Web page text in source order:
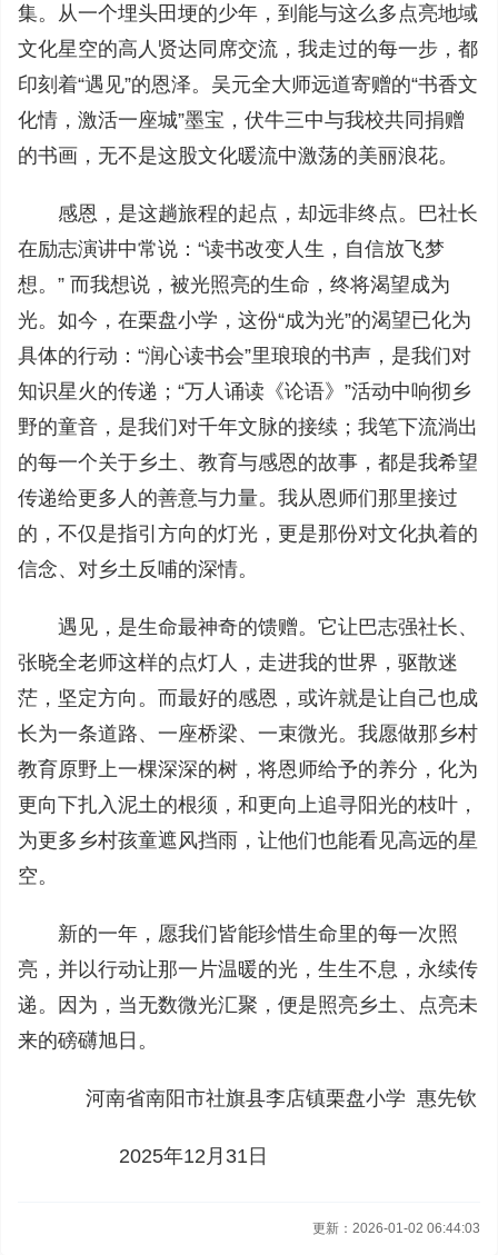
集。从一个埋头田埂的少年，到能与这么多点亮地域
文化星空的高人贤达同席交流，我走过的每一步，都
印刻着“遇见”的恩泽。吴元全大师远道寄赠的“书香文
化情，激活一座城”墨宝，伏牛三中与我校共同捐赠
的书画，无不是这股文化暖流中激荡的美丽浪花。
感恩，是这趟旅程的起点，却远非终点。巴社长
在励志演讲中常说：“读书改变人生，自信放飞梦
想。” 而我想说，被光照亮的生命，终将渴望成为
光。如今，在栗盘小学，这份“成为光”的渴望已化为
具体的行动：“润心读书会”里琅琅的书声，是我们对
知识星火的传递；“万人诵读《论语》”活动中响彻乡
野的童音，是我们对千年文脉的接续；我笔下流淌出
的每一个关于乡土、教育与感恩的故事，都是我希望
传递给更多人的善意与力量。我从恩师们那里接过
的，不仅是指引方向的灯光，更是那份对文化执着的
信念、对乡土反哺的深情。
遇见，是生命最神奇的馈赠。它让巴志强社长、
张晓全老师这样的点灯人，走进我的世界，驱散迷
茫，坚定方向。而最好的感恩，或许就是让自己也成
长为一条道路、一座桥梁、一束微光。我愿做那乡村
教育原野上一棵深深的树，将恩师给予的养分，化为
更向下扎入泥土的根须，和更向上追寻阳光的枝叶，
为更多乡村孩童遮风挡雨，让他们也能看见高远的星
空。
新的一年，愿我们皆能珍惜生命里的每一次照
亮，并以行动让那一片温暖的光，生生不息，永续传
递。因为，当无数微光汇聚，便是照亮乡土、点亮未
来的磅礴旭日。
河南省南阳市社旗县李店镇栗盘小学 惠先钦
2025年12月31日
更新：2026-01-02 06:44:03